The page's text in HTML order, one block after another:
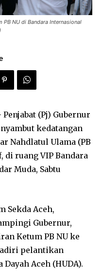
PB NU di Bandara Internasional
(Pj) Gubernur
kedatangan
Nahdlatul Ulama (PB
di ruang VIP Bandara
Muda, Sabtu
Sekda Aceh,
Gubernur,
Ketum PB NU ke
pelantikan
Aceh (HUDA).